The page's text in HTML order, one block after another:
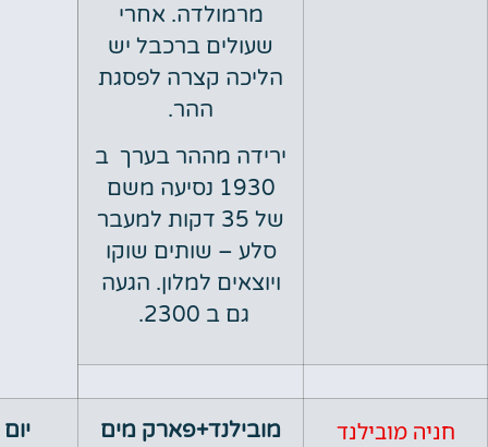
מרמולדה. אחרי
שעולים ברכבל יש
הליכה קצרה לפסגת
ירידה מההר בערך ב
1930 נסיעה משם
של 35 דקות למעבר
סלע – שותים שוקו
ויוצאים למלון. הגעה
מובילנד+פארק מים
יום שני